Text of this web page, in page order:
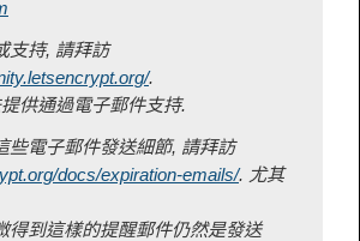
支持, 請拜訪
.
供通過電子郵件支持.
些電子郵件發送細節, 請拜訪
docs/expiration-emails/. 尤其
得到這樣的提醒郵件仍然是發送